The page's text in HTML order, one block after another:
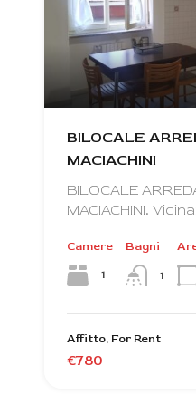
BILOCALE
MACIACHINI
BILOCALE
MACIACHINI.
Camere
1
Bagni
1
Affitto, For Rent
€780